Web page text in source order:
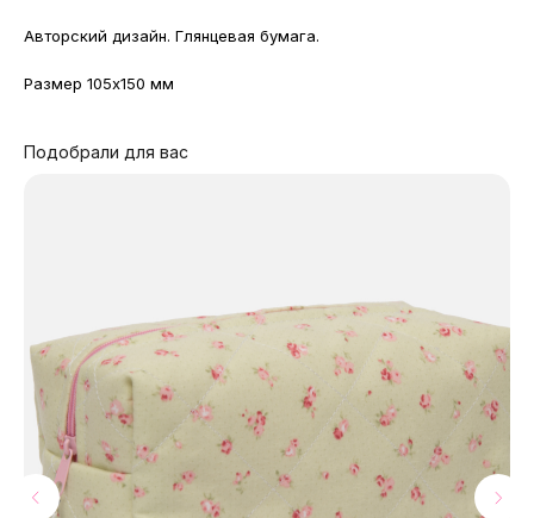
Авторский дизайн. Глянцевая бумага.
Размер 105x150 мм
Подобрали для вас
МАГАЗИНЫ